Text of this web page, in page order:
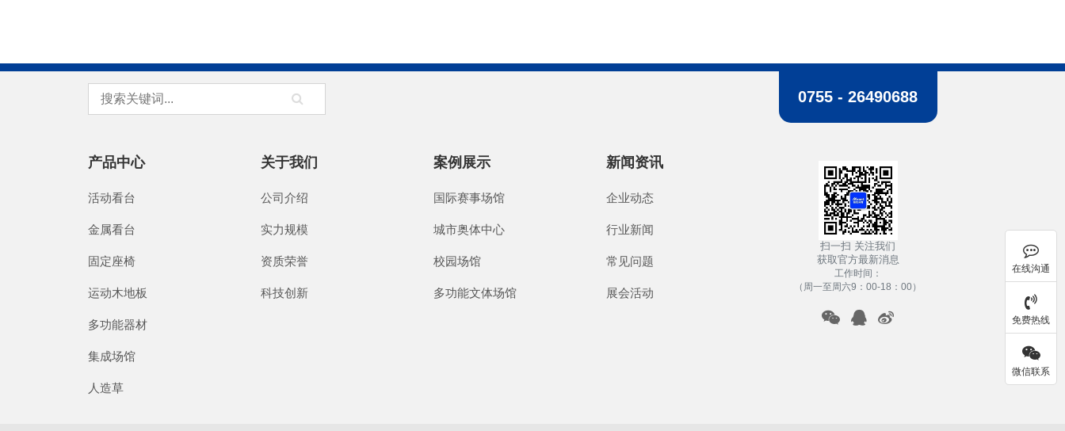
产品中心
活动看台
金属看台
固定座椅
运动木地板
多功能器材
集成场馆
人造草
关于我们
公司介绍
实力规模
资质荣誉
科技创新
案例展示
国际赛事场馆
城市奥体中心
校园场馆
多功能文体场馆
新闻资讯
企业动态
行业新闻
常见问题
展会活动
0755 - 26490688
扫一扫 关注我们
获取官方最新消息
工作时间：
（周一至周六9：00-18：00）
在线沟通
免费热线
微信联系